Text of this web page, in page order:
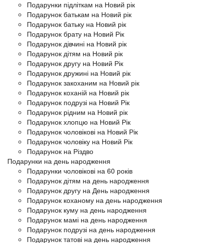
Подарунки підліткам на Новий рік
Подарунок батькам на Новий рік
Подарунок батьку на Новий рік
Подарунок брату на Новий Рік
Подарунок дівчині на Новий рік
Подарунок дітям на Новий рік
Подарунок другу на Новий Рік
Подарунок дружині на Новий рік
Подарунок закоханим на Новий рік
Подарунок коханій на Новий рік
Подарунок подрузі на Новий Рік
Подарунок рідним на Новий рік
Подарунок хлопцю на Новий Рік
Подарунок чоловікові на Новий Рік
Подарунок чоловіку на Новий Рік
Подарунок на Різдво
Подарунки на день народження
Подарунки чоловікові на 60 років
Подарунок дітям на день народження
Подарунок другу на День народження
Подарунок коханому на день народження
Подарунок куму на день народження
Подарунок мамі на день народження
Подарунок подрузі на день народження
Подарунок татові на день народження